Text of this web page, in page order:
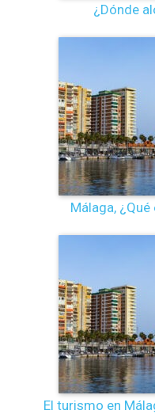
¿Dónde
Málaga,
El turismo en